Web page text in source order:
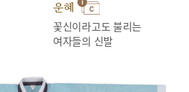
운혜
꽃신이라고도 불리는
여자들의 신발